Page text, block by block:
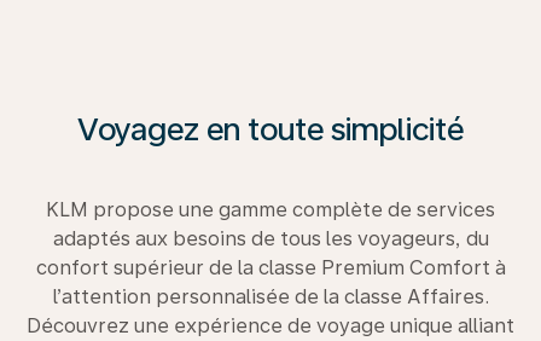
Voyagez en toute simplicité
KLM propose une gamme complète de services
adaptés aux besoins de tous les voyageurs, du
confort supérieur de la classe Premium Comfort à
l’attention personnalisée de la classe Affaires.
Découvrez une expérience de voyage unique alliant